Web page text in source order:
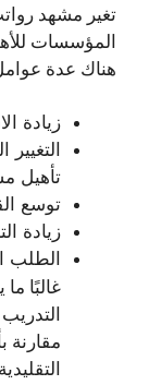
تغير مشهد
المؤسسات
هناك عدة
زيادة
تأهيل
توسع
زيادة
الطلب
غالبًا
مقارنة